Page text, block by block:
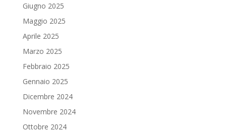
Giugno 2025
Maggio 2025
Aprile 2025
Marzo 2025
Febbraio 2025
Gennaio 2025
Dicembre 2024
Novembre 2024
Ottobre 2024